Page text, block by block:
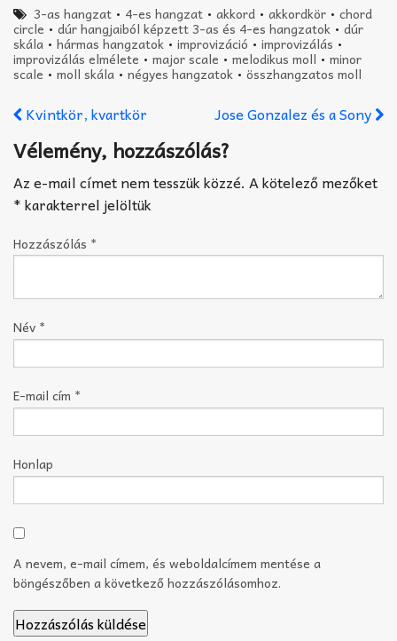
3-as hangzat • 4-es hangzat •akkord •akkordkör •chord
circle • dúr hangjaiból képzett 3-as és 4-es hangzatok • dúr
skála • hármas hangzatok • improvizáció • improvizálás •
improvizálás elmélete • major scale • melodikus moll • minor
scale • moll skála • négyes hangzatok • összhangzatos moll
Kvintkör, kvartkör Jose Gonzalez és a Sony
Vélemény, hozzászólás?
Az e-mail címet nem tesszük közzé. A kötelező mezőket
*karakterrel jelöltük
Hozzászólás *
Név *
E-mail cím *
Honlap
A nevem, e-mail címem, és weboldalcímem mentése a
böngészőben a következő hozzászólásomhoz.